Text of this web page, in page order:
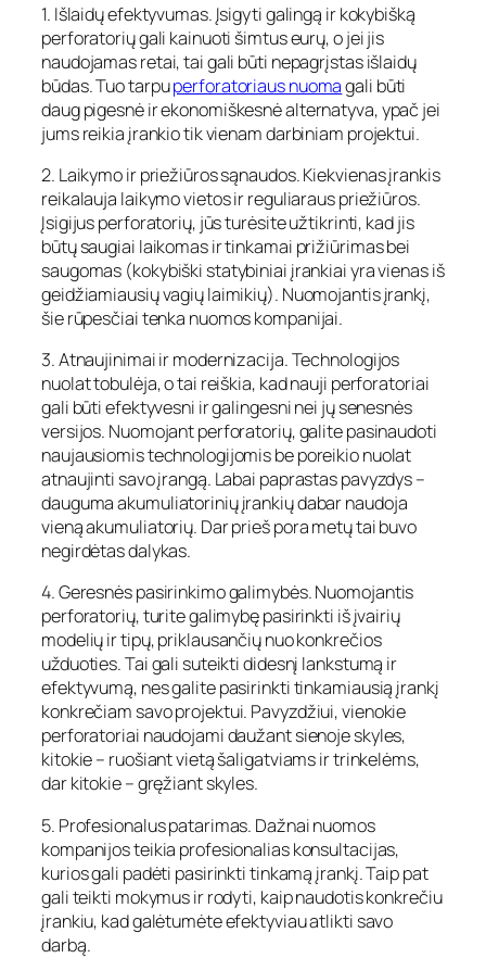
1. Išlaidų efektyvumas. Įsigyti galingą ir kokybišką
perforatorių gali kainuoti šimtus eurų, o jei jis
naudojamas retai, tai gali būti nepagrįstas išlaidų
būdas. Tuo tarpuperforatoriaus nuomagali būti
daug pigesnė ir ekonomiškesnė alternatyva, ypač jei
jums reikia įrankio tik vienam darbiniam projektui.
2. Laikymo ir priežiūros sąnaudos. Kiekvienas įrankis
reikalauja laikymo vietos ir reguliaraus priežiūros.
Įsigijus perforatorių, jūs turėsite užtikrinti, kad jis
būtų saugiai laikomas ir tinkamai prižiūrimas bei
saugomas (kokybiški statybiniai įrankiai yra vienas iš
geidžiamiausių vagių laimikių). Nuomojantis įrankį,
šie rūpesčiai tenka nuomos kompanijai.
3. Atnaujinimai ir modernizacija. Technologijos
nuolat tobulėja, o tai reiškia, kad nauji perforatoriai
gali būti efektyvesni ir galingesni nei jų senesnės
versijos. Nuomojant perforatorių, galite pasinaudoti
naujausiomis technologijomis be poreikio nuolat
atnaujinti savo įrangą. Labai paprastas pavyzdys –
dauguma akumuliatorinių įrankių dabar naudoja
vieną akumuliatorių. Dar prieš pora metų tai buvo
negirdėtas dalykas.
4. Geresnės pasirinkimo galimybės. Nuomojantis
perforatorių, turite galimybę pasirinkti iš įvairių
modelių ir tipų, priklausančių nuo konkrečios
užduoties. Tai gali suteikti didesnį lankstumą ir
efektyvumą, nes galite pasirinkti tinkamiausią įrankį
konkrečiam savo projektui. Pavyzdžiui, vienokie
perforatoriai naudojami daužant sienoje skyles,
kitokie – ruošiant vietą šaligatviams ir trinkelėms,
dar kitokie – gręžiant skyles.
5. Profesionalus patarimas. Dažnai nuomos
kompanijos teikia profesionalias konsultacijas,
kurios gali padėti pasirinkti tinkamą įrankį. Taip pat
gali teikti mokymus ir rodyti, kaip naudotis konkrečiu
įrankiu, kad galėtumėte efektyviau atlikti savo
darbą.